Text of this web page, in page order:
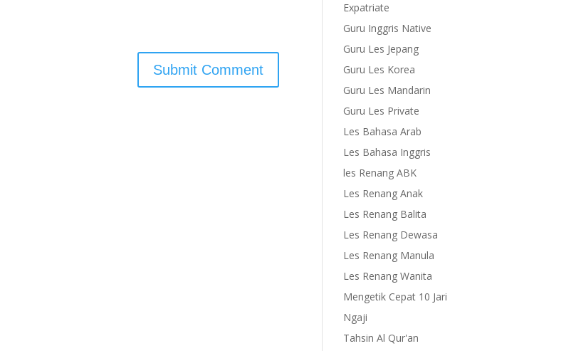
Expatriate
Guru Inggris Native
Guru Les Jepang
Guru Les Korea
Guru Les Mandarin
Guru Les Private
Les Bahasa Arab
Les Bahasa Inggris
les Renang ABK
Les Renang Anak
Les Renang Balita
Les Renang Dewasa
Les Renang Manula
Les Renang Wanita
Mengetik Cepat 10 Jari
Ngaji
Tahsin Al Qur'an